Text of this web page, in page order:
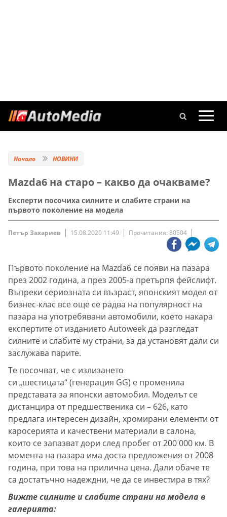
Начало НОВИНИ
Mazda6 на старо – какво да очакваме?
Експерти посочиха силните и слабите страни на
първото поколение на модела
Петър Захариев 15.08.2020 11:49 Прочитания: 80504
Първото поколение на Mazda6 се появи на пазара
през 2002 година, а през 2005-а претърпя фейслифт.
Въпреки сериозната си възраст, японският модел от
бизнес-клас все още се радва на популярност на
пазара на употребявани автомобили, което накара
експертите от изданието Autoweek да разгледат
силните и слабите му страни, за да установят дали си
заслужава парите.
Те посочват, че с излизането
си „шестицата“ (генерация GG) е променила
представата за японски автомобил. Моделът се
дистанцира от предшественика си – 626, като
предлага интересен дизайн, хромирани елементи от
каросерията и качествени материали в салона,
които се запазват дори след пробег от 200 000 км. В
момента на пазара има доста предложения от 2008
година, при това на прилична цена. Дали обаче те
са достатъчно надеждни, че да се инвестира в тях?
Вижте силните и слабите страни на модела в
галерията: